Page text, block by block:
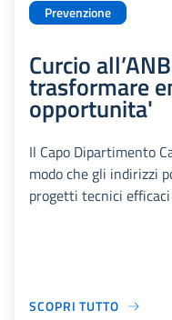
Prevenzione
Curcio
trasformare
opportunita'
Il Capo Dipartimento
modo che gli indirizzi
progetti tecnici
SCOPRI TUTTO